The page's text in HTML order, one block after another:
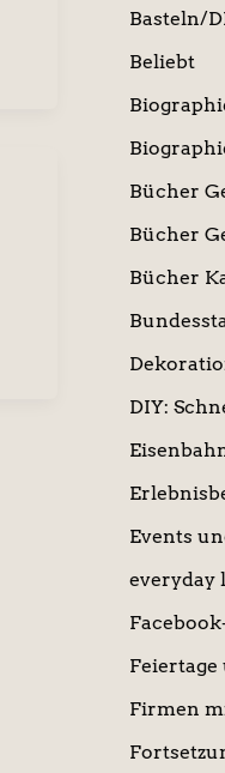
Basteln/
Beliebt
Bücher
Bücher
Bücher
DIY:
Events
everyday
Feiertage
Firmen